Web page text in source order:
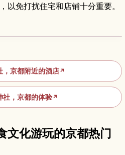
以免打扰住宅和店铺十分重要。
社与祇园祭亮点全攻
，京都附近的酒店↗
社，京都的体验↗
文化游玩的京都热门